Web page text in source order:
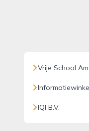
Vrije School
IQI B.V.